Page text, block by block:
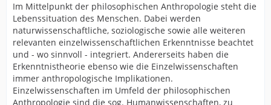
Im Mittelpunkt der philosophischen Anthropologie steht die
Lebenssituation des Menschen. Dabei werden
naturwissenschaftliche, soziologische sowie alle weiteren
relevanten einzelwissenschaftlichen Erkenntnisse beachtet
und - wo sinnvoll - integriert. Andererseits haben die
Erkenntnistheorie ebenso wie die Einzelwissenschaften
immer anthropologische Implikationen.
Einzelwissenschaften im Umfeld der philosophischen
Anthropologie sind die sog. Humanwissenschaften, zu